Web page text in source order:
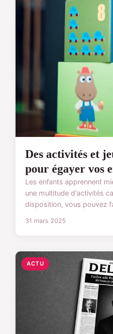
Des activités et
pour égayer vos
Les enfants apprennent
une multitude d'activités
disposition, vous pouvez
31 mars 2025
ACTU